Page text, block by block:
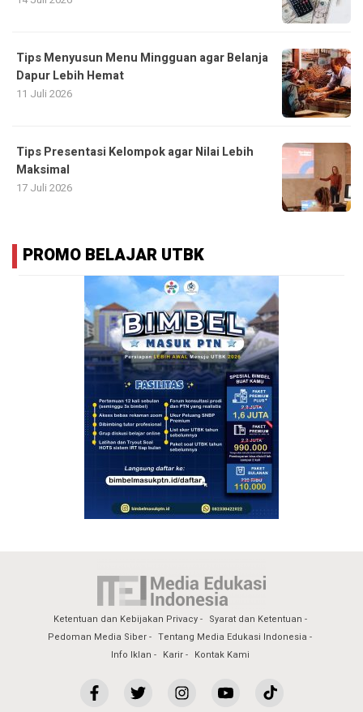
Tips Menyusun Menu Mingguan agar Belanja
Dapur Lebih Hemat
11 Juli 2026
Tips Presentasi Kelompok agar Nilai Lebih
Maksimal
17 Juli 2026
PROMO BELAJAR UTBK
Ketentuan dan Kebijakan Privacy
Syarat dan Ketentuan
Pedoman Media Siber
Tentang Media Edukasi Indonesia
Info Iklan
Karir Kontak Kami